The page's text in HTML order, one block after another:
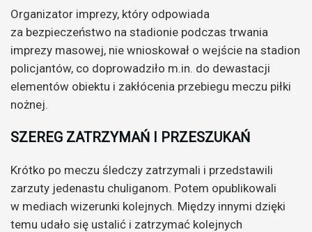
Organizator imprezy, który odpowiada
za bezpieczeństwo na stadionie podczas trwania
imprezy masowej, nie wnioskował o wejście na stadion
policjantów, co doprowadziło m.in. do dewastacji
elementów obiektu i zakłócenia przebiegu meczu piłki
nożnej.
SZEREG ZATRZYMAŃ I PRZESZUKAŃ
Krótko po meczu śledczy zatrzymali i przedstawili
zarzuty jedenastu chuliganom. Potem opublikowali
w mediach wizerunki kolejnych. Między innymi dzięki
temu udało się ustalić i zatrzymać kolejnych